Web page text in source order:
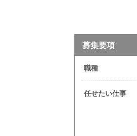
募集要項
職種
任せたい仕事